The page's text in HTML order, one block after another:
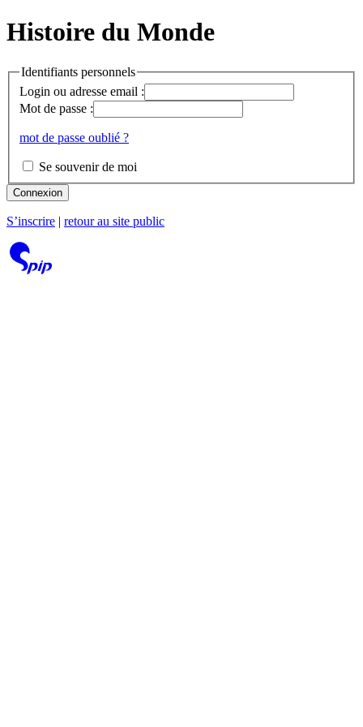
Histoire du Monde
Identifiants personnels
Login ou adresse email :
Mot de passe :
mot de passe oublié ?
Se souvenir de moi
Connexion
S’inscrire retour au site public